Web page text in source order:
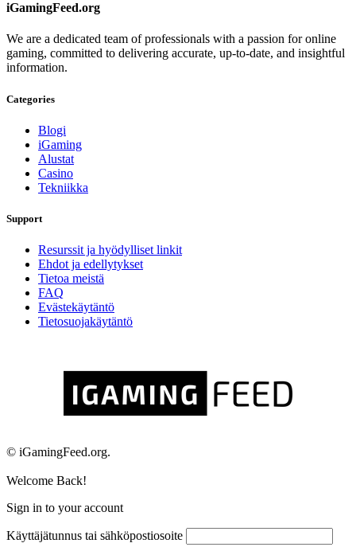
iGamingFeed.org
We are a dedicated team of professionals with a passion for online
gaming, committed to delivering accurate, up-to-date, and insightful
information.
Categories
Blogi
iGaming
Alustat
Casino
Tekniikka
Support
Resurssit ja hyödylliset linkit
Ehdot ja edellytykset
Tietoa meistä
FAQ
Evästekäytäntö
Tietosuojakäytäntö
© iGamingFeed.org.
Welcome Back!
Sign in to your account
Käyttäjätunnus tai sähköpostiosoite